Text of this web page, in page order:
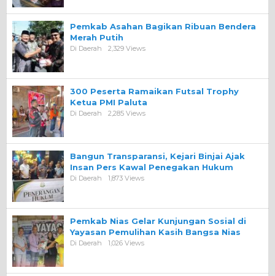
Pemkab Asahan Bagikan Ribuan Bendera
Merah Putih
Di Daerah 2,329 Views
300 Peserta Ramaikan Futsal Trophy
Ketua PMI Paluta
Di Daerah 2,285 Views
Bangun Transparansi, Kejari Binjai Ajak
Insan Pers Kawal Penegakan Hukum
Di Daerah 1,873 Views
Pemkab Nias Gelar Kunjungan Sosial di
Yayasan Pemulihan Kasih Bangsa Nias
Di Daerah 1,026 Views